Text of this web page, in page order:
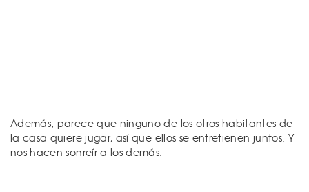
Además, parece que ninguno de los otros habitantes de
la casa quiere jugar, así que ellos se entretienen juntos. Y
nos hacen sonreír a los demás.